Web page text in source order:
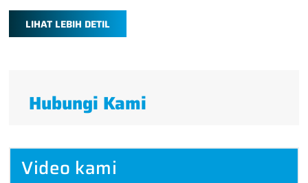
LIHAT LEBIH DETIL
Hubungi Kami
Video kami